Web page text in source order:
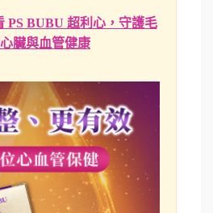
PS BUBU 超利心，守護毛
臟與血管健康